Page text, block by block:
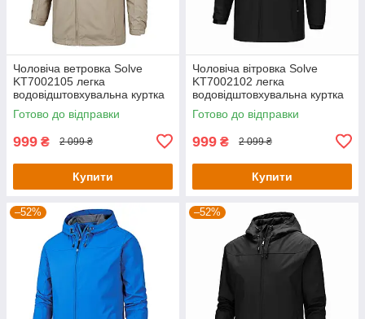
Чоловіча ветровка Solve
KT7002105 легка
водовідштовхувальна куртка
для весни та осені Бежева -
розмір S
Готово до відправки
999 ₴ 2 099 ₴
Купити
Чоловіча вітровка Solve
KT7002102 легка
водовідштовхувальна куртка
для весни та осені Чорна -
розмір XS
Готово до відправки
999 ₴ 2 099 ₴
Купити
–52% –52%